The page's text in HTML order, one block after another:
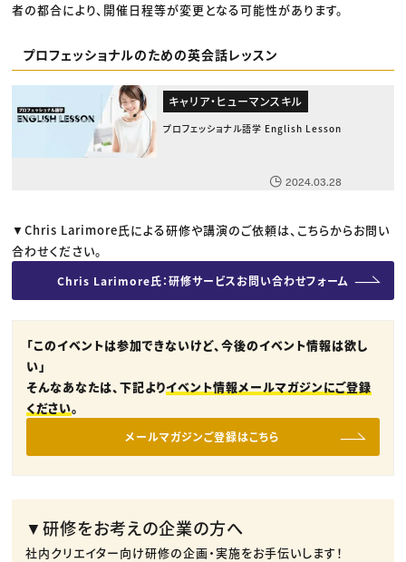
者の都合により、開催日程等が変更となる可能性があります。
プロフェッショナルのための英会話レッスン
キャリア・ヒューマンスキル
プロフェッショナル語学 English Lesson
2024.03.28
▼Chris Larimore氏による研修や講演のご依頼は、こちらからお問い
合わせください。
Chris Larimore氏：研修サービスお問い合わせフォーム
「このイベントは参加できないけど、今後のイベント情報は欲し
い」
そんなあなたは、下記よりイベント情報メールマガジンにご登録
ください。
メールマガジンご登録はこちら
▼研修をお考えの企業の方へ
社内クリエイター向け研修の企画・実施をお手伝いします！